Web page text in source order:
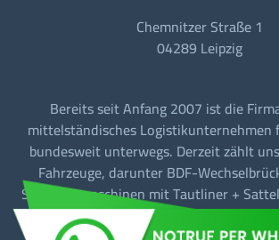
Chemnitzer Straße 1
04289 Leipzig
Bereits seit Anfang 2007 ist die
mittelständisches Logistikunternehmen
bundesweit unterwegs. Derzeit zählt
Fahrzeuge, darunter BDF-
Sattelzugmaschinen mit Tautliner +
für den Baustellen-/Linien-/